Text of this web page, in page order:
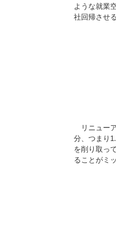
ような就業
社回帰させ
リニュー
分、つまり
を削り取っ
ることがミ